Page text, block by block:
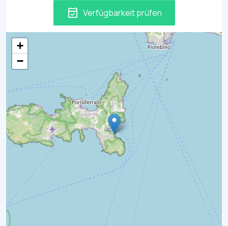
event_available Verfügbarkeit prüfen
+
−